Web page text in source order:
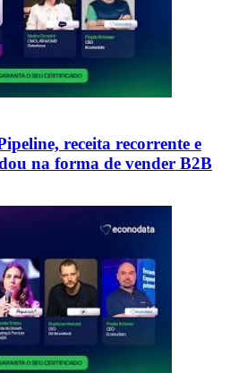
receita recorrente e
na forma de vender B2B